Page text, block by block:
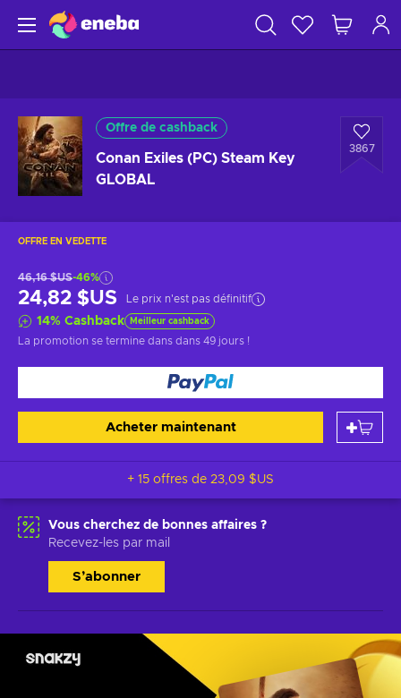
Offre de cashback
Conan Exiles (PC) Steam Key
GLOBAL
3867
OFFRE EN VEDETTE
46,16 $US-46%
24,82 $US Le prix n'est pas définitif
14% Cashback Meilleur cashback
La promotion se termine dans dans 49 jours !
Acheter maintenant
+ 15 offres de 23,09 $US
Vous cherchez de bonnes affaires ?
Recevez-les par mail
S’abonner